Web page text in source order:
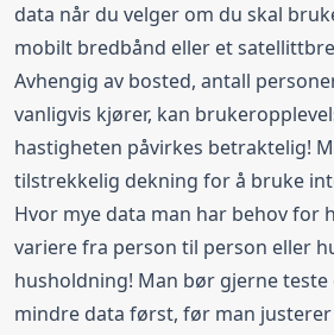
data når du velger om du skal
mobilt bredbånd eller et
Avhengig av bosted, antall
vanligvis kjører, kan
hastigheten påvirkes betraktelig!
tilstrekkelig dekning for å bruke
Hvor mye data man har behov for
variere fra person til person eller
husholdning! Man bør gjerne
mindre data først, før man